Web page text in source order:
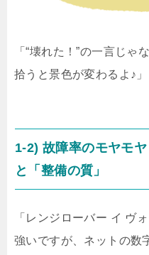
「“壊れた！”の一言じゃな
拾うと景色が変わるよ♪」
1-2) 故障率のモヤモヤ
と「整備の質」
「レンジローバー イ ヴ
強いですが、ネットの数